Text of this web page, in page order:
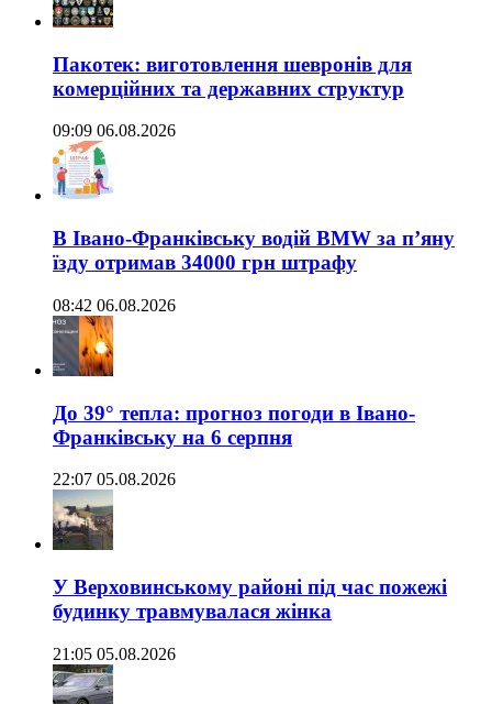
Пакотек: виготовлення шевронів для
комерційних та державних структур
09:09 06.08.2026
В Івано-Франківську водій BMW за п’яну
їзду отримав 34000 грн штрафу
08:42 06.08.2026
До 39° тепла: прогноз погоди в Івано-
Франківську на 6 серпня
22:07 05.08.2026
У Верховинському районі під час пожежі
будинку травмувалася жінка
21:05 05.08.2026